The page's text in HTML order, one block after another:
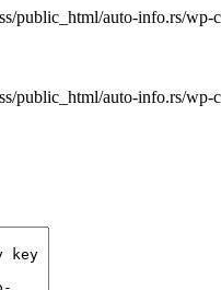
public_html/auto-info.rs/
public_html/auto-info.rs/